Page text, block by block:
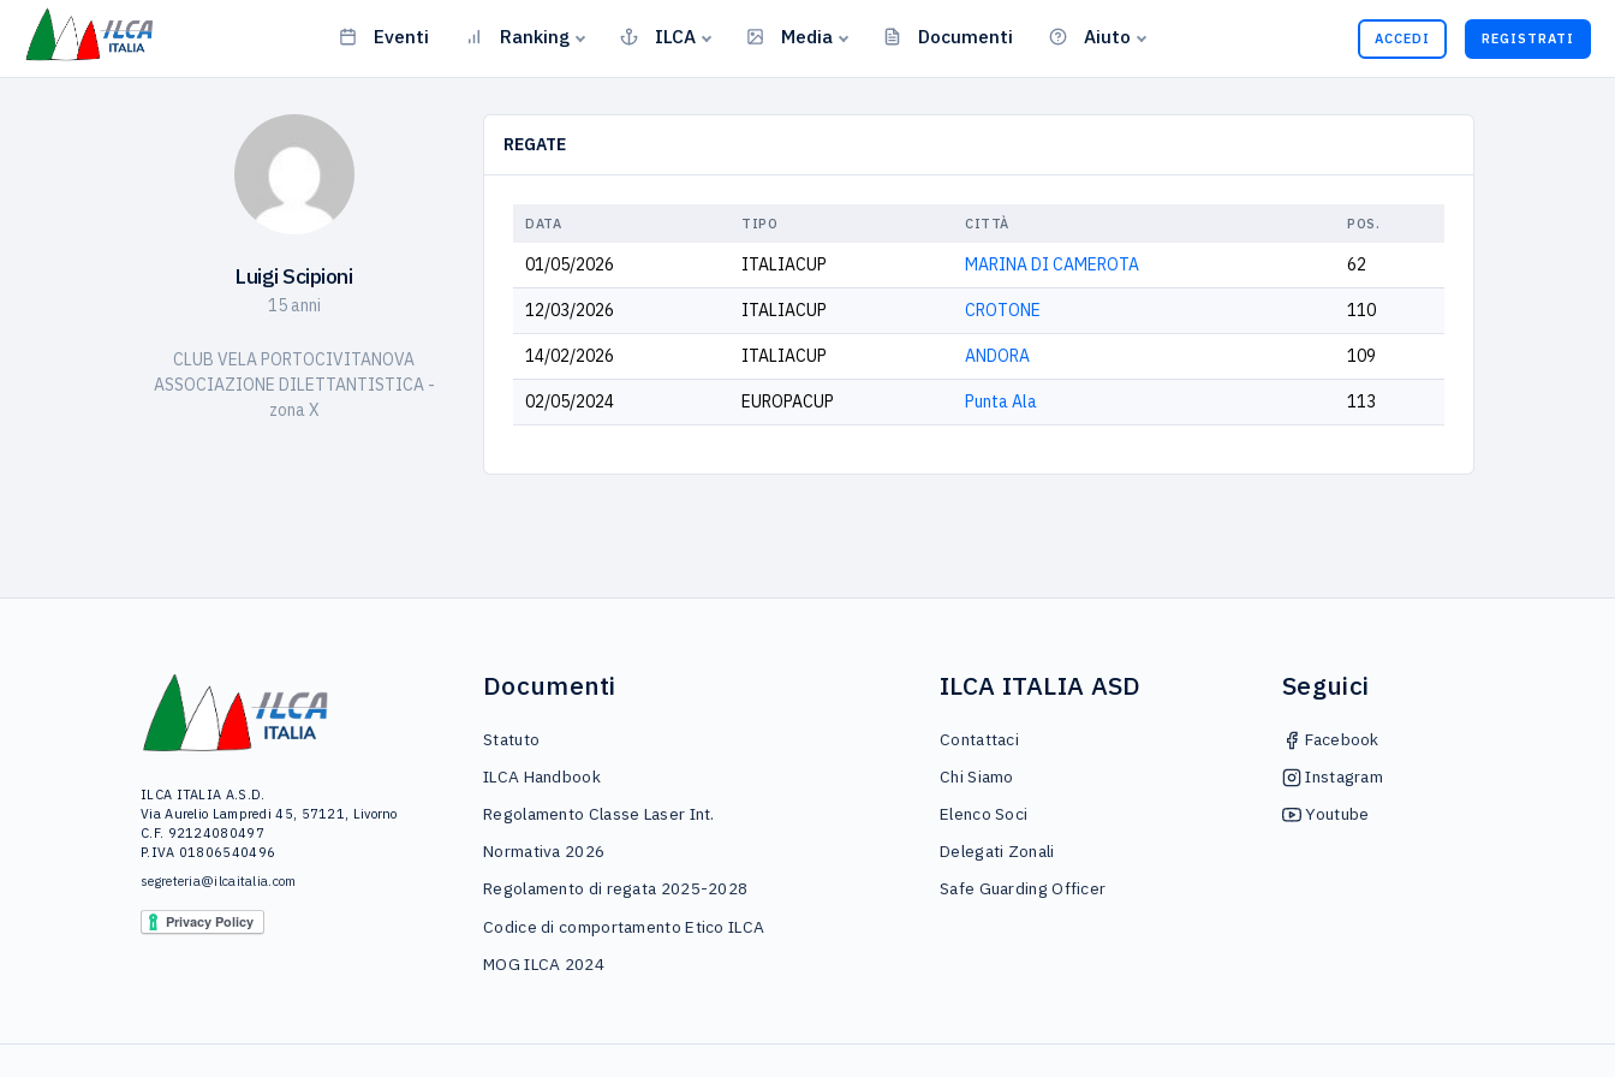
Eventi Ranking ILCA Media Documenti Aiuto ACCEDI REGISTRATI
Luigi Scipioni
15 anni
CLUB VELA PORTOCIVITANOVA
ASSOCIAZIONE DILETTANTISTICA -
zona X
REGATE
DATA TIPO CITTÀ POS.
01/05/2026 ITALIACUP MARINA DI CAMEROTA 62
12/03/2026 ITALIACUP CROTONE 110
14/02/2026 ITALIACUP ANDORA 109
02/05/2024 EUROPACUP Punta Ala 113
ILCA ITALIA A.S.D.
Via Aurelio Lampredi 45, 57121, Livorno
C.F. 92124080497
P.IVA 01806540496
segreteria@ilcaitalia.com
Documenti
Statuto
ILCA Handbook
Regolamento Classe Laser Int.
Normativa 2026
Regolamento di regata 2025-2028
Codice di comportamento Etico ILCA
MOG ILCA 2024
ILCA ITALIA ASD
Contattaci
Chi Siamo
Elenco Soci
Delegati Zonali
Safe Guarding Officer
Seguici
Facebook
Instagram
Youtube